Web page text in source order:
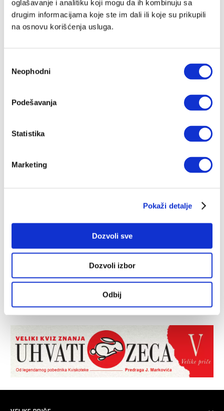
oglašavanje i analitiku koji mogu da ih kombinuju sa
drugim informacijama koje ste im dali ili koje su prikupili
na osnovu korišćenja usluga.
сагласности
Neophodni
Podešavanja
Statistika
Marketing
Pokaži detalje
Dozvoli sve
Dozvoli izbor
Odbij
Zaboravljena lozinka?